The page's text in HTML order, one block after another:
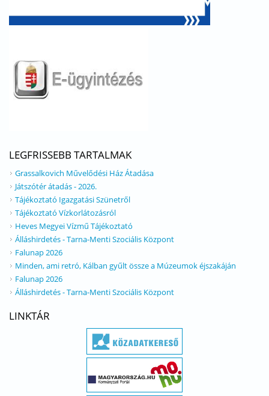
LEGFRISSEBB TARTALMAK
Grassalkovich Művelődési Ház Átadása
Játszótér átadás - 2026.
Tájékoztató Igazgatási Szünetről
Tájékoztató Vízkorlátozásról
Heves Megyei Vízmű Tájékoztató
Álláshirdetés - Tarna-Menti Szociális Központ
Falunap 2026
Minden, ami retró, Kálban gyűlt össze a Múzeumok éjszakáján
Falunap 2026
Álláshirdetés - Tarna-Menti Szociális Központ
LINKTÁR